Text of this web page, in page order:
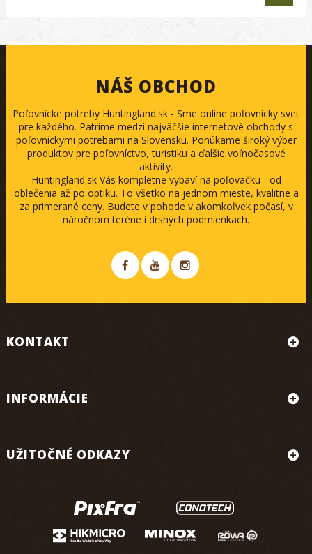
NÁŠ OBCHOD
Poľovnícke potreby Huntingland.sk - Sme online poľovnícky svet
pre každého. Patríme medzi najväčšie internetové obchody s
poľovníckymi potrebami na Slovensku. Ponúkame široký výber
produktov pre poľovníctvo, turistiku a ďalšie voľnočasové
aktivity.
Huntingland.sk Vás kompletne vybaví na poľovačku - od
oblečenia až po optiku. To všetko na jednom mieste, kvalitne a
za primerané ceny. Budete v pohode v akomkoľvek počasí, v
náročnom teréne i drsných podmienkach.
KONTAKT
INFORMÁCIE
UŽITOČNÉ ODKAZY